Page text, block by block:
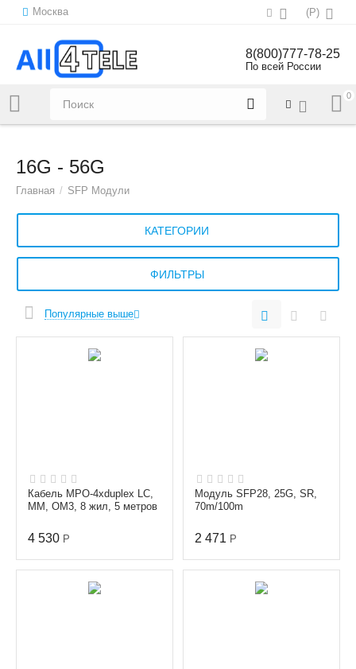
Москва (Р)
Напишите нам:sales@all4tele.com
8(800)777-78-25
По всей России
0
16G - 56G
Главная / SFP Модули
КАТЕГОРИИ
ФИЛЬТРЫ
Популярные выше
Кабель MPO-4xduplex LC,
MM, OM3, 8 жил, 5 метров
4 530 Р
Модуль SFP28, 25G, SR,
70m/100m
2 471 Р